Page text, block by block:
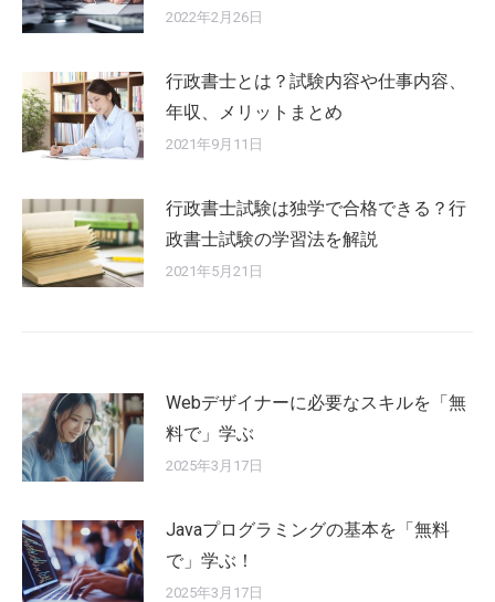
2022年2月26日
行政書士とは？試験内容や仕事内容、
年収、メリットまとめ
2021年9月11日
行政書士試験は独学で合格できる？行
政書士試験の学習法を解説
2021年5月21日
Webデザイナーに必要なスキルを「無
料で」学ぶ
2025年3月17日
Javaプログラミングの基本を「無料
で」学ぶ！
2025年3月17日